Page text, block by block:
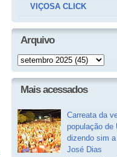
VIÇOSA CLICK
Arquivo
Mais acessados
Carreata da
população de
dizendo sim a
José Dias